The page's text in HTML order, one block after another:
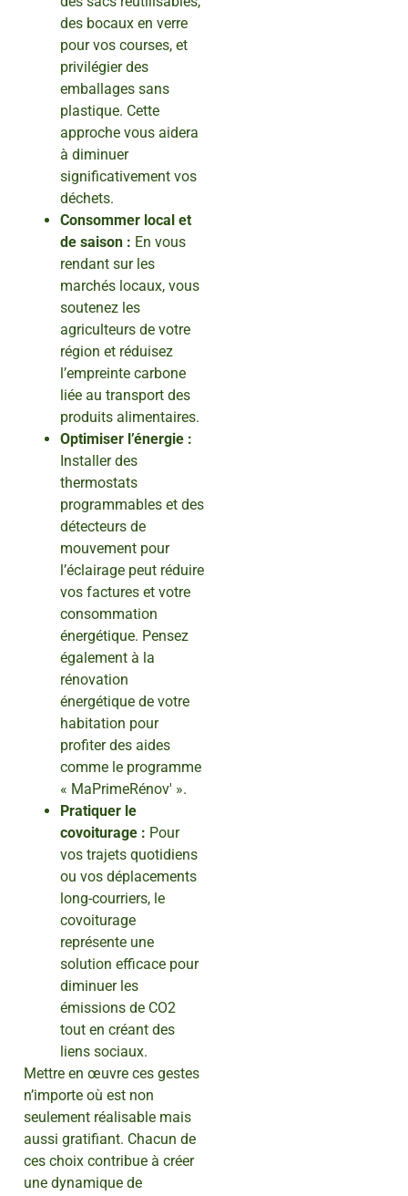
des bocaux en verre
pour vos courses, et
privilégier des
emballages sans
plastique. Cette
approche vous aidera
à diminuer
significativement vos
déchets.
Consommer local et
de saison : En vous
rendant sur les
marchés locaux, vous
soutenez les
agriculteurs de votre
région et réduisez
l’empreinte carbone
liée au transport des
produits alimentaires.
Optimiser l’énergie :
Installer des
thermostats
programmables et des
détecteurs de
mouvement pour
l’éclairage peut réduire
vos factures et votre
consommation
énergétique. Pensez
également à la
rénovation
énergétique de votre
habitation pour
profiter des aides
comme le programme
« MaPrimeRénov' ».
Pratiquer le
covoiturage : Pour
vos trajets quotidiens
ou vos déplacements
long-courriers, le
covoiturage
représente une
solution efficace pour
diminuer les
émissions de CO2
tout en créant des
liens sociaux.
Mettre en œuvre ces gestes
n’importe où est non
seulement réalisable mais
aussi gratifiant. Chacun de
ces choix contribue à créer
une dynamique de